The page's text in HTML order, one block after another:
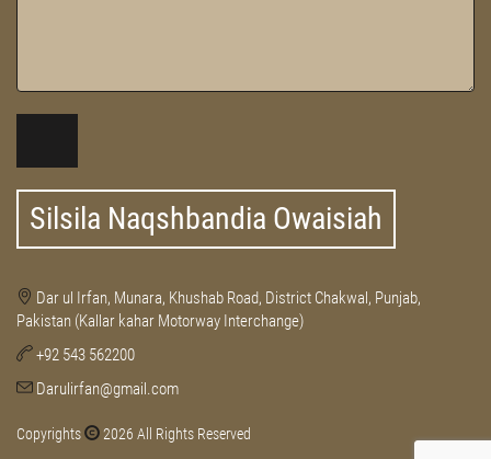
Silsila Naqshbandia Owaisiah
Dar ul Irfan, Munara, Khushab Road, District Chakwal, Punjab,
Pakistan (Kallar kahar Motorway Interchange)
+92 543 562200
Darulirfan@gmail.com
Copyrights 2026 All Rights Reserved